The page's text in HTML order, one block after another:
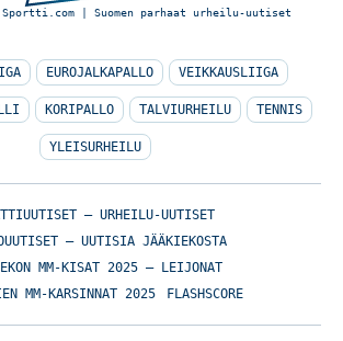
| Suomen parhaat urheilu-uutiset
EUROJALKAPALLO VEIKKAUSLIIGA
KORIPALLO TALVIURHEILU TENNIS
YLEISURHEILU
– URHEILU-UUTISET
– UUTISIA JÄÄKIEKOSTA
MM-KISAT 2025 – LEIJONAT
MM-KARSINNAT 2025
FLASHSCORE